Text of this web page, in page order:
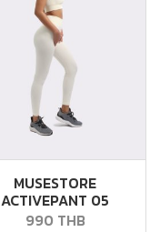
MUSESTORE
ACTIVEPANT 05
990 THB